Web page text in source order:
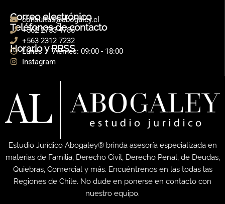
Correo electrónico
consultas@abogaley.cl
Teléfonos de contacto
+562 2753 4786
+563 2312 7232
Horario y RRSS
Lunes – Viernes: 09:00 - 18:00
Instagram
Estudio Jurídico Abogaley® brinda asesoría especializada en
materias de Familia, Derecho Civil, Derecho Penal, de Deudas,
Quiebras, Comercial y más. Encuéntrenos en las todas las
Regiones de Chile. No dude en ponerse en contacto con
nuestro equipo.